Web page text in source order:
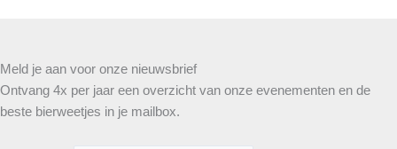
Meld je aan voor onze nieuwsbrief
Ontvang 4x per jaar een overzicht van onze evenementen en de
beste bierweetjes in je mailbox.